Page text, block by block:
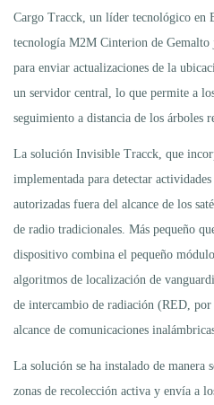
Cargo Tracck, un líder tecnológico
tecnología M2M Cinterion de Gemalto
para enviar actualizaciones de la
un servidor central, lo que permite a
seguimiento a distancia de los árboles
La solución Invisible Tracck, que
implementada para detectar
autorizadas fuera del alcance de los
de radio tradicionales. Más pequeño
dispositivo combina el pequeño
algoritmos de localización de
de intercambio de radiación (RED, por
alcance de comunicaciones
La solución se ha instalado de manera
zonas de recolección activa y envía a